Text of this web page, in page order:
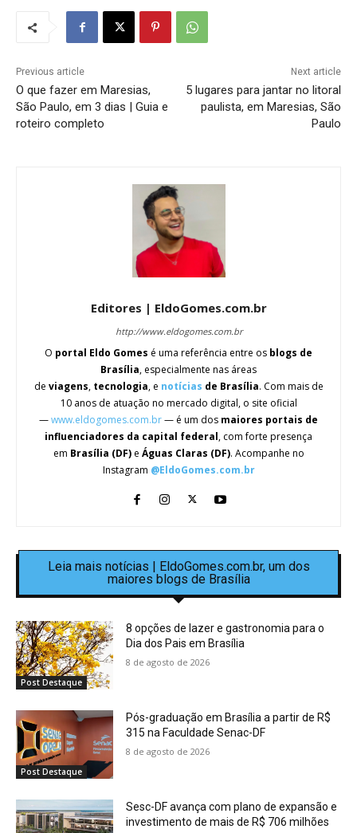
Previous article
O que fazer em Maresias,
São Paulo, em 3 dias | Guia e
roteiro completo
Next article
5 lugares para jantar no litoral
paulista, em Maresias, São
Paulo
Editores | EldoGomes.com.br
http://www.eldogomes.com.br
O portal Eldo Gomes é uma referência entre os blogs de
Brasília, especialmente nas áreas
de viagens, tecnologia, e notícias de Brasília. Com mais de
10 anos de atuação no mercado digital, o site oficial
—www.eldogomes.com.br— é um dos maiores portais de
influenciadores da capital federal, com forte presença
em Brasília (DF)e Águas Claras (DF). Acompanhe no
Instagram @EldoGomes.com.br
Leia mais notícias | EldoGomes.com.br, um dos
maiores blogs de Brasília
Post Destaque
8 opções de lazer e gastronomia para o
Dia dos Pais em Brasília
8 de agosto de 2026
Post Destaque
Pós-graduação em Brasília a partir de R$
315 na Faculdade Senac-DF
8 de agosto de 2026
Sesc-DF avança com plano de expansão e
investimento de mais de R$ 706 milhões